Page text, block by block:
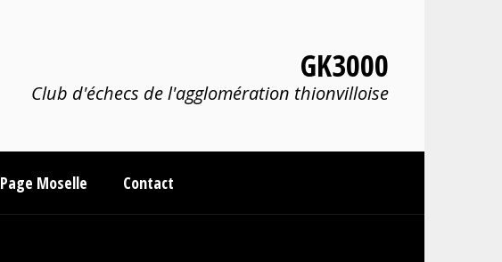
GK3000
Club d'échecs de l'agglomération thionvilloise
Page Moselle Contact